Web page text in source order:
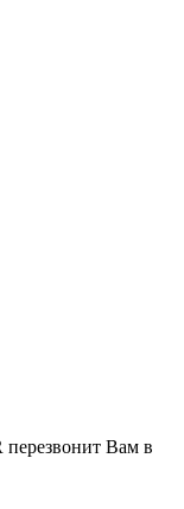
перезвонит Вам в